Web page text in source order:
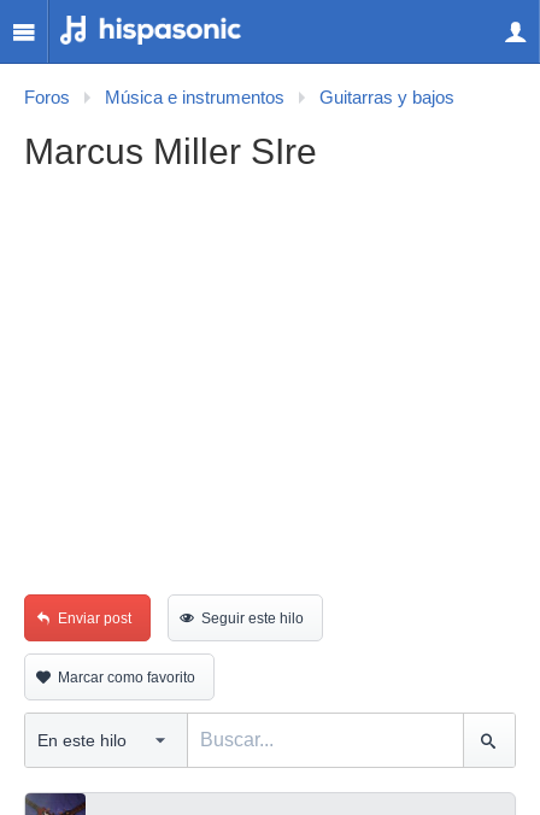
Foros Música e instrumentos Guitarras y bajos
Marcus Miller SIre
Enviar post Seguir este hilo
Marcar como favorito